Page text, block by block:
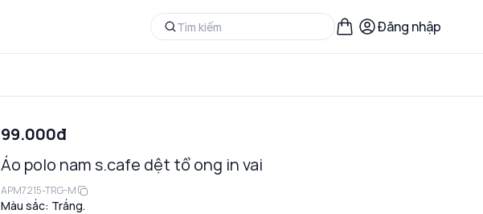
Đăng nhập
99.000đ
Áo polo nam s.cafe dệt tổ ong in vai
APM7215-TRG-M
Màu sắc: Trắng.